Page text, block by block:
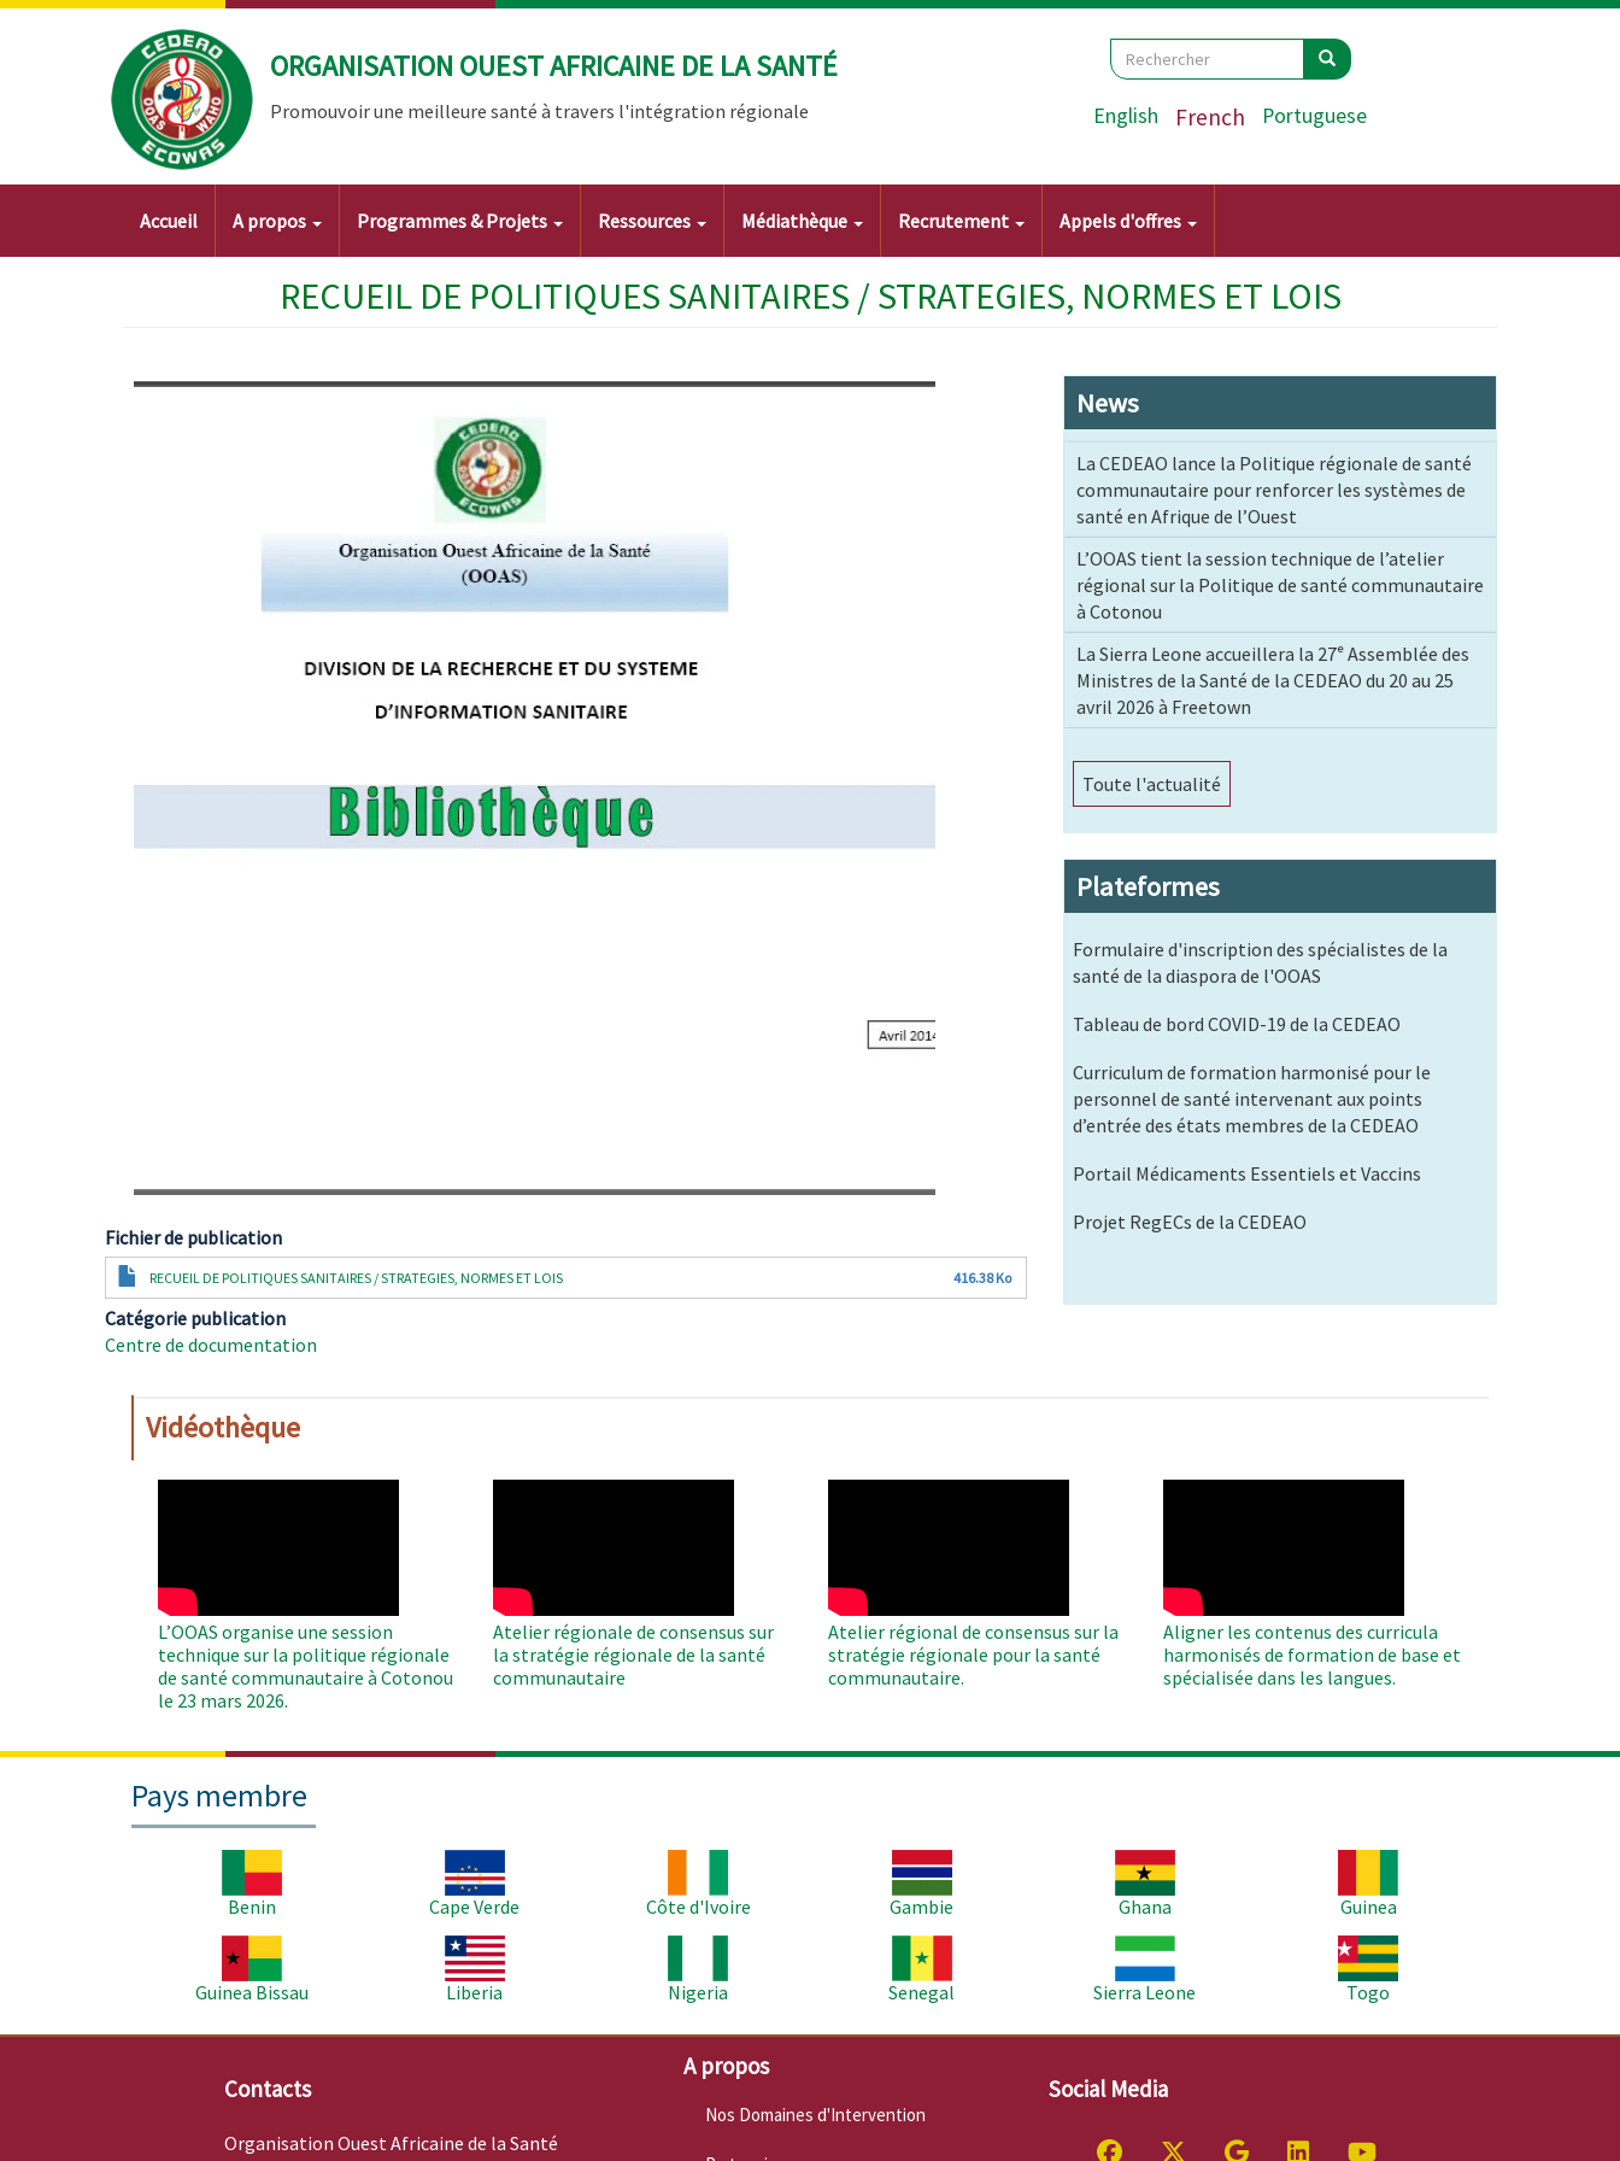
Aller
ORGANISATION OUEST AFRICAINE DE LA SANTÉ
Promouvoir une meilleure santé à travers l'intégration régionale
Search
Rechercher Rechercher
English French Portuguese
Main
navigation
Accueil A propos Programmes & Projets Ressources Médiathèque Recrutement Appels d'offres
RECUEIL DE POLITIQUES SANITAIRES / STRATEGIES, NORMES ET LOIS
Fichier de publication
Document
RECUEIL DE POLITIQUES SANITAIRES / STRATEGIES, NORMES ET LOIS 416.38 Ko
Catégorie publication
Centre de documentation
News
La CEDEAO lance la Politique régionale de santé
communautaire pour renforcer les systèmes de
santé en Afrique de l’Ouest
L’OOAS tient la session technique de l’atelier
régional sur la Politique de santé communautaire
à Cotonou
La Sierra Leone accueillera la 27ᵉ Assemblée des
Ministres de la Santé de la CEDEAO du 20 au 25
avril 2026 à Freetown
Toute l'actualité
Plateformes
Formulaire d'inscription des spécialistes de la
santé de la diaspora de l'OOAS
Tableau de bord COVID-19 de la CEDEAO
Curriculum de formation harmonisé pour le
personnel de santé intervenant aux points
d’entrée des états membres de la CEDEAO
Portail Médicaments Essentiels et Vaccins
Projet RegECs de la CEDEAO
Vidéothèque
L’OOAS organise une session
technique sur la politique régionale
de santé communautaire à Cotonou
le 23 mars 2026.
Atelier régionale de consensus sur
la stratégie régionale de la santé
communautaire
Atelier régional de consensus sur la
stratégie régionale pour la santé
communautaire.
Aligner les contenus des curricula
harmonisés de formation de base et
spécialisée dans les langues.
Pays membre
Benin
Cape Verde
Côte d'Ivoire
Gambie
Ghana
Guinea
Guinea Bissau
Liberia
Nigeria
Senegal
Sierra Leone
Togo
Contacts
Organisation Ouest Africaine de la Santé
A propos
Nos Domaines d'Intervention
Social Media